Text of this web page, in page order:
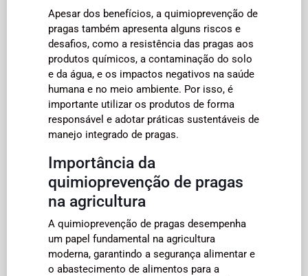
Apesar dos benefícios, a quimioprevenção de
pragas também apresenta alguns riscos e
desafios, como a resistência das pragas aos
produtos químicos, a contaminação do solo
e da água, e os impactos negativos na saúde
humana e no meio ambiente. Por isso, é
importante utilizar os produtos de forma
responsável e adotar práticas sustentáveis de
manejo integrado de pragas.
Importância da
quimioprevenção de pragas
na agricultura
A quimioprevenção de pragas desempenha
um papel fundamental na agricultura
moderna, garantindo a segurança alimentar e
o abastecimento de alimentos para a